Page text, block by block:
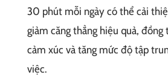
30 phút mỗi ngày có thể cải
giảm căng thẳng hiệu quả,
cảm xúc và tăng mức độ tập
việc.